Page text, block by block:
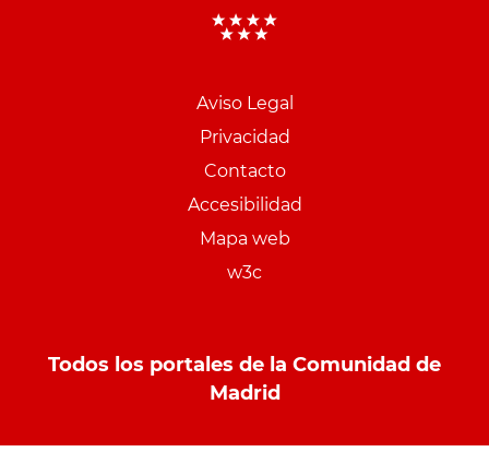
Aviso Legal
Privacidad
Contacto
Accesibilidad
Mapa web
w3c
Todos los portales de la Comunidad de
Madrid